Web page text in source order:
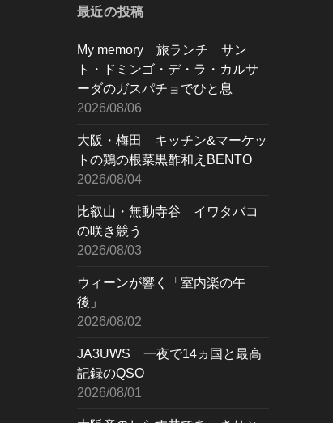
最近の投稿
My memory 旅ランチ サン
ト・ドミンゴ・デ・ラ・カルサ
ーダのガスパチョでひと息
2026/08/06
大阪・梅田 キッチン&マーケッ
トの鶏の根菜黒酢和えBENTO
2026/08/04
比叡山・無動寺谷 イワタバコ
の咲き競う
2026/08/03
ウィーンが響く「室内楽の午
後」
2026/08/02
JA3UWS 一夜で14ヵ国と最高
記録のQSO
2026/08/01